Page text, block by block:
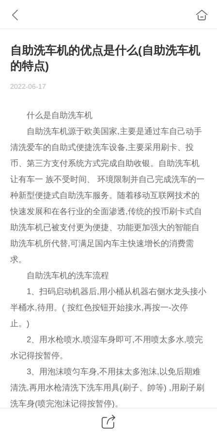
自助洗车机的优点是什么(自助洗车机
的特点)
2022-06-17
什么是自助洗车机
自助洗车机源于欧美国家,主要是通过车自己动手
清洗爱车的自助式便捷洗车设备,主要采用刷卡、投
币、第三方支付系统方式完成自助收银。自助洗车机
让有车一 族不受时间、 环境限制并自己完成洗车的一
种新型便捷式自助洗车服务。随着移动互联网技术的
快速发展和在各行业的全面渗透,传统的投币刷卡式自
助洗车机已被支付更为便捷、功能更加强大的智能自
助洗车机所代替,可满足国内车主快速增长的消费需
求。
自助洗车机的洗车流程
1、扫码启动机器后,用小桶从机器右侧水龙头接小
半桶水,待用。( 按红色按钮开始接水,再按一-次停
止。)
2、用水枪喷水,喷湿车身即可,不用喷太多水,喷完
水记得按暂停。
3、用泡沫喷匀车身,不用抹太多泡沫,以免后期难
清洗,再用水枪清洗下洗车用具(刷子、帥等) ,用刷子刷
洗车身(喷完泡沫记得按暂停)。
4、之前接的小半桶水用轮毂刷刷洗汽车轮毂，再